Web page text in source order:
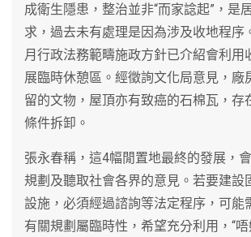
成衛生隱患，整治並非“而家諗起”，是
求，過去未有處理是因為涉及收地程序
月行政法務範疇施政方針已介紹會利用
展臨時休憩區。經徵詢文化局意見，廠
留的文物，屋頂亦有致癌的石棉瓦，存
條件拆卸。
張永春稱，這4幅閒置地最終的發展，
規劃及聽取社會各界的意見。若要建設
設施，必須經過諮詢等法定程序，可能
有關規劃屬臨時性，希望充分利用，“